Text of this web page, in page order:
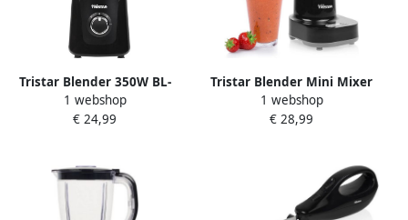
Tristar Blender 350W BL-
4482 1L Smoothiemaker en
ijscrusher Zwart Pasen
1 webshop
€ 24,99
Tristar Blender Mini Mixer
Smoothie maker 500 ml
Shake baker 180 W Zwart
1 webshop
€ 28,99